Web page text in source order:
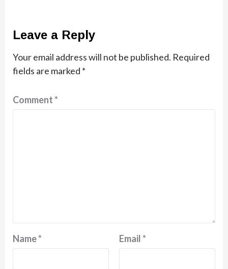
Leave a Reply
Your email address will not be published. Required
fields are marked *
Comment*
Name* Email*